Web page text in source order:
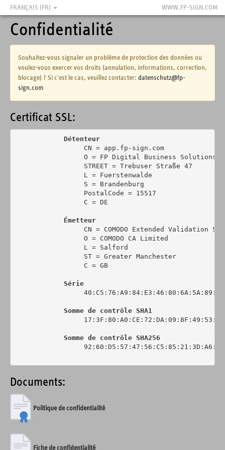
FRANÇAIS (FR) WWW.FP-SIGN.COM
Confidentialité
Souhaitez-vous signaler un problème de protection des données ou
voulez-vous exercer vos droits (annulation, informations, correction,
blocage) ? Si c'est le cas, veuillez contacter: datenschutz@fp-
sign.com
Certificat SSL:
Détenteur
                 CN = app.fp-sign.com
O = FP Digital Business Solutions
                 STREET = Trebuser Straße 47
                 L = Fuerstenwalde
                 S = Brandenburg
                 PostalCode = 15517
                 C = DE
Émetteur
CN = COMODO Extended Validation
                 O = COMODO CA Limited
                 L = Salford
                 ST = Greater Manchester
                 C = GB
Série
Somme de contrôle SHA1
Somme de contrôle SHA256
Documents:
Politique de confidentialité
Fiche de confidentialité